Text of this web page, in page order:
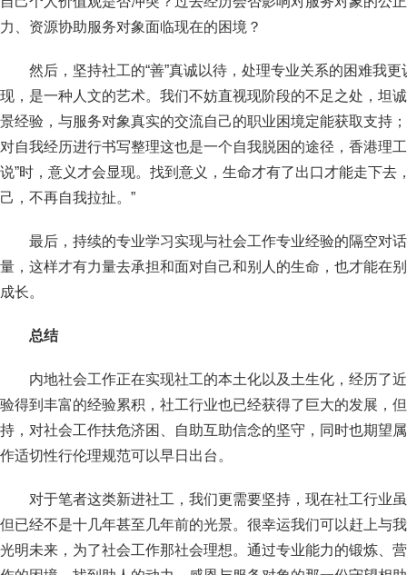
力、资源协助服务对象面临现在的困境？
然后，坚持社工的“善”真诚以待，处理专业关系的困难我
现，是一种人文的艺术。我们不妨直视现阶段的不足之处，坦
景经验，与服务对象真实的交流自己的职业困境定能获取支持
对自我经历进行书写整理这也是一个自我脱困的途径，香港理
说”时，意义才会显现。找到意义，生命才有了出口才能走下去
己，不再自我拉扯。”
最后，持续的专业学习实现与社会工作专业经验的隔空对
量，这样才有力量去承担和面对自己和别人的生命，也才能在
成长。
总结
内地社会工作正在实现社工的本土化以及土生化，经历了
验得到丰富的经验累积，社工行业也已经获得了巨大的发展，
持，对社会工作扶危济困、自助互助信念的坚守，同时也期望
作适切性行伦理规范可以早日出台。
对于笔者这类新进社工，我们更需要坚持，现在社工行业
但已经不是十几年甚至几年前的光景。很幸运我们可以赶上与
光明未来，为了社会工作那社会理想。通过专业能力的锻炼、